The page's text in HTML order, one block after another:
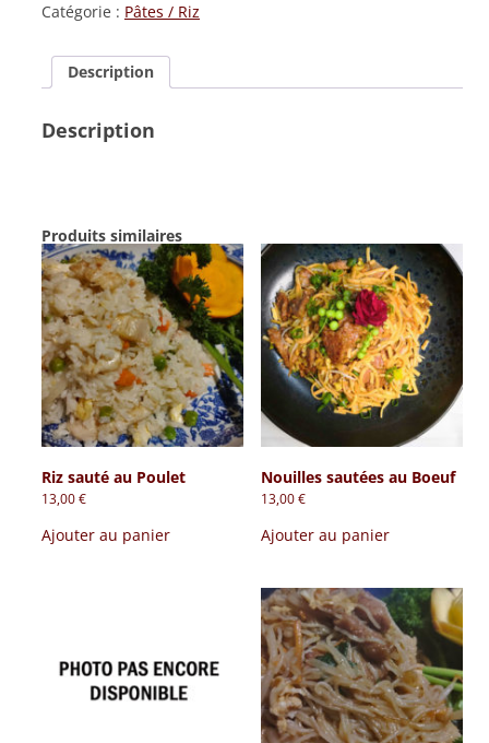
sauté
Bœuf
Catégorie : Pâtes / Riz
Description
Description
Produits similaires
Riz sauté au Poulet
13,00€
Ajouter au panier
Nouilles sautées au Boeuf
13,00€
Ajouter au panier